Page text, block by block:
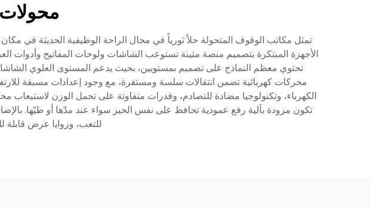
تمثل مكاتب الوقوف المتحولة حلاً ثورياً في مجال الراحة الوظيفية الحديثة في
الأجهزة المبتكرة بتصميم منصة متينة تستوعب الشاشات ولوحات المفاتيح وأدوات
تحتوي معظم النماذج على تصميم بمستويين، بحيث يدعم المستوى العلوي
محركات كهربائية تضمن انتقالات سلسة ومستقرة، مع وجود إعدادات مسبقة
الكهرباء، وتكنولوجيا مضادة للتصادم، وقدرات متفاوتة على تحمل الوزن
تكون مزودة بآلية رفع عمودية تحافظ على نفس الحيز سواء عند مدّها أو طيّها.
للتعب، وزوايا عرض قابلة